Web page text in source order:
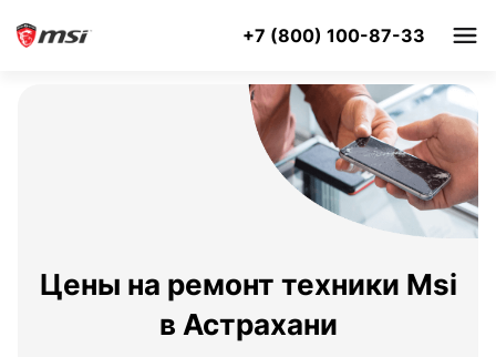
+7 (800) 100-87-33
Цены на ремонт техники Msi
в Астрахани